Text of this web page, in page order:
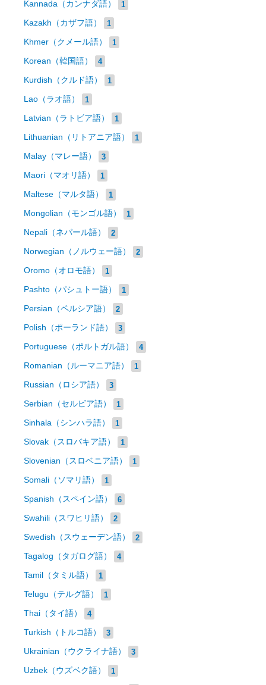
Kannada（カンナダ語） 1
Kazakh（カザフ語） 1
Khmer（クメール語） 1
Korean（韓国語） 4
Kurdish（クルド語） 1
Lao（ラオ語） 1
Latvian（ラトビア語） 1
Lithuanian（リトアニア語） 1
Malay（マレー語） 3
Maori（マオリ語） 1
Maltese（マルタ語） 1
Mongolian（モンゴル語） 1
Nepali（ネパール語） 2
Norwegian（ノルウェー語） 2
Oromo（オロモ語） 1
Pashto（パシュトー語） 1
Persian（ペルシア語） 2
Polish（ポーランド語） 3
Portuguese（ポルトガル語） 4
Romanian（ルーマニア語） 1
Russian（ロシア語） 3
Serbian（セルビア語） 1
Sinhala（シンハラ語） 1
Slovak（スロバキア語） 1
Slovenian（スロベニア語） 1
Somali（ソマリ語） 1
Spanish（スペイン語） 6
Swahili（スワヒリ語） 2
Swedish（スウェーデン語） 2
Tagalog（タガログ語） 4
Tamil（タミル語） 1
Telugu（テルグ語） 1
Thai（タイ語） 4
Turkish（トルコ語） 3
Ukrainian（ウクライナ語） 3
Uzbek（ウズベク語） 1